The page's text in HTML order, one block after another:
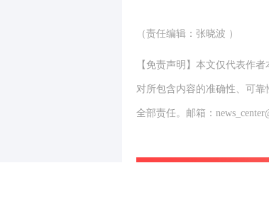
（责任编辑：张晓波 ）
【免责声明】本文仅代表作
对所包含内容的准确性、可
全部责任。邮箱：